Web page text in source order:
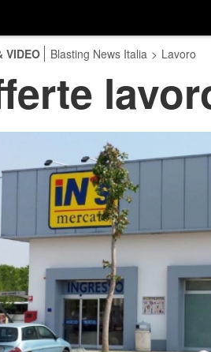
VIDEO Blasting News Italia > Lavoro